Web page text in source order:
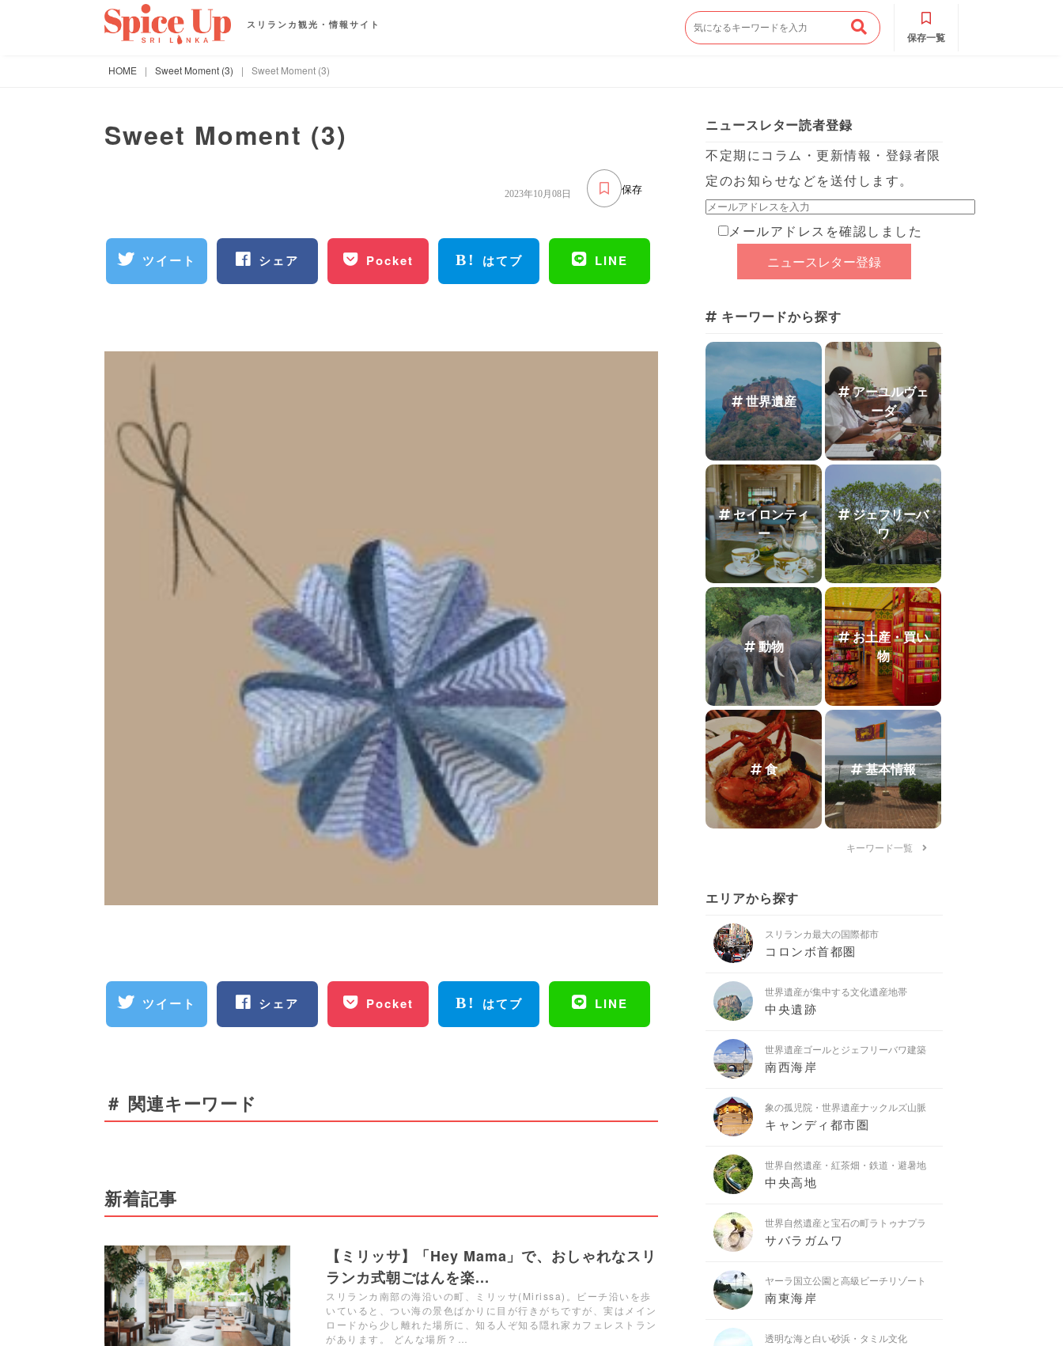
スリランカ観光・情報サイト
保存一覧
HOME | Sweet Moment (3) | Sweet Moment (3)
Sweet Moment (3)
保存
2023年10月08日
ツイート シェア Pocket はてブ LINE
ツイート シェア Pocket はてブ LINE
＃ 関連キーワード
新着記事
【ミリッサ】「Hey Mama」で、おしゃれなスリ
ランカ式朝ごはんを楽...
スリランカ南部の海沿いの町、ミリッサ(Mirissa)。ビーチ沿いを歩
いていると、つい海の景色ばかりに目が行きがちですが、実はメイン
ロードから少し離れた場所に、知る人ぞ知る隠れ家カフェレストラン
があります。 どんな場所？…
ニュースレター読者登録
不定期にコラム・更新情報・登録者限
定のお知らせなどを送付します。
メールアドレスを確認しました
キーワードから探す
世界遺産
アーユルヴェ
ーダ
セイロンティ
ー
ジェフリーバ
ワ
動物
お土産・買い
物
食 基本情報
キーワード一覧
エリアから探す
スリランカ最大の国際都市
コロンボ首都圏
世界遺産が集中する文化遺産地帯
中央遺跡
世界遺産ゴールとジェフリーバワ建築
南西海岸
象の孤児院・世界遺産ナックルズ山脈
キャンディ都市圏
世界自然遺産・紅茶畑・鉄道・避暑地
中央高地
世界自然遺産と宝石の町ラトゥナプラ
サバラガムワ
ヤーラ国立公園と高級ビーチリゾート
南東海岸
透明な海と白い砂浜・タミル文化